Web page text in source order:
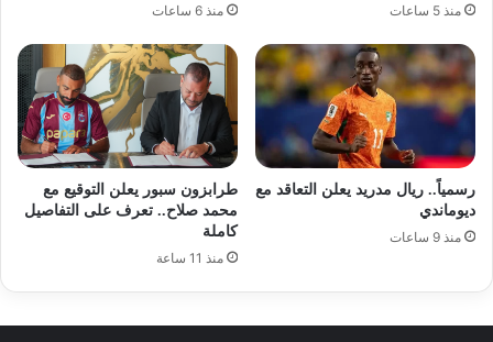
منذ 5 ساعات
منذ 6 ساعات
رسمياً.. ريال مدريد يعلن التعاقد مع
ديوماندي
منذ 9 ساعات
طرابزون سبور يعلن التوقيع مع
محمد صلاح.. تعرف على التفاصيل
كاملة
منذ 11 ساعة